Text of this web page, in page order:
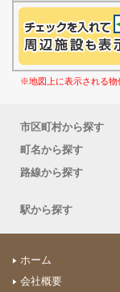
※地図上に表示される物
市区町村から探す
町名から探す
路線から探す
駅から探す
ホーム
会社概要